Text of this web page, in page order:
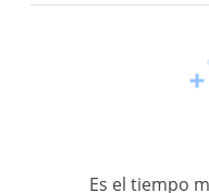
Es el tiempo